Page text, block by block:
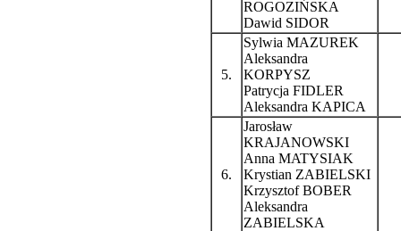
ROGOZIŃSKA
Dawid SIDOR
5.
Sylwia MAZUREK
Aleksandra
KORPYSZ
Patrycja FIDLER
Aleksandra KAPICA
6.
Jarosław
KRAJANOWSKI
Anna MATYSIAK
Krystian ZABIELSKI
Krzysztof BOBER
Aleksandra
ZABIELSKA